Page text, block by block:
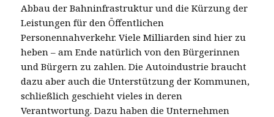
Abbau der Bahninfrastruktur und die Kürzung der
Leistungen für den Öffentlichen
Personennahverkehr. Viele Milliarden sind hier zu
heben – am Ende natürlich von den Bürgerinnen
und Bürgern zu zahlen. Die Autoindustrie braucht
dazu aber auch die Unterstützung der Kommunen,
schließlich geschieht vieles in deren
Verantwortung. Dazu haben die Unternehmen